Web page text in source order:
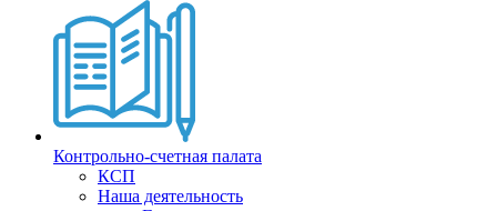
Контрольно-счетная палата
КСП
Наша деятельность